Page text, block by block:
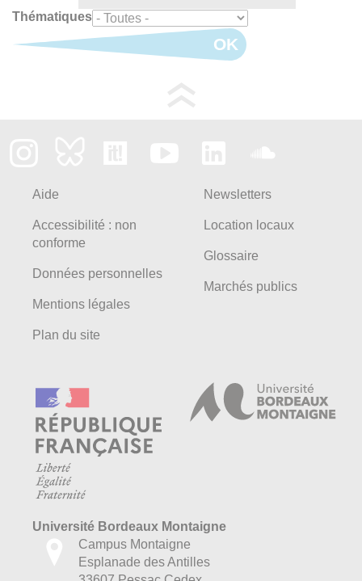
Thématiques
OK
Aide
Accessibilité : non
conforme
Données personnelles
Mentions légales
Plan du site
Newsletters
Location locaux
Glossaire
Marchés publics
Université Bordeaux Montaigne
Campus Montaigne
Esplanade des Antilles